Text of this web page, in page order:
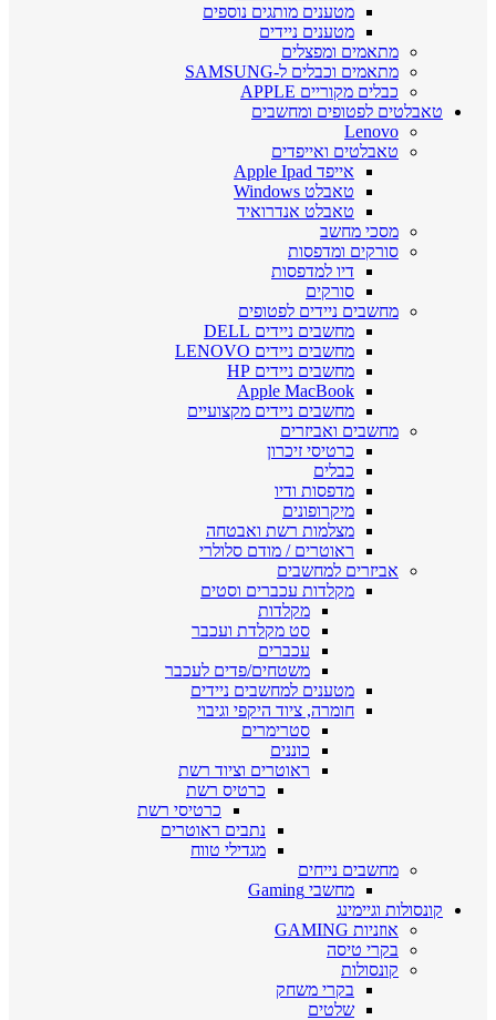
מטענים מותגים נוספים
מטענים ניידים
מתאמים ומפצלים
מתאמים וכבלים ל-SAMSUNG
כבלים מקוריים APPLE
טאבלטים לפטופים ומחשבים
Lenovo
טאבלטים ואייפדים
אייפד Apple Ipad
טאבלט Windows
טאבלט אנדרואיד
מסכי מחשב
סורקים ומדפסות
דיו למדפסות
סורקים
מחשבים ניידים לפטופים
מחשבים ניידים DELL
מחשבים ניידים LENOVO
מחשבים ניידים HP
Apple MacBook
מחשבים ניידים מקצועיים
מחשבים ואביזרים
כרטיסי זיכרון
כבלים
מדפסות ודיו
מיקרופונים
מצלמות רשת ואבטחה
ראוטרים / מודם סלולרי
אביזרים למחשבים
מקלדות עכברים וסטים
מקלדות
סט מקלדת ועכבר
עכברים
משטחים/פדים לעכבר
מטענים למחשבים ניידים
חומרה, ציוד היקפי וגיבוי
סטרימרים
כוננים
ראוטרים וציוד רשת
כרטיס רשת
כרטיסי רשת
נתבים ראוטרים
מגדילי טווח
מחשבים נייחים
מחשבי Gaming
קונסולות וגיימינג
אוזניות GAMING
בקרי טיסה
קונסולות
בקרי משחק
שלטים